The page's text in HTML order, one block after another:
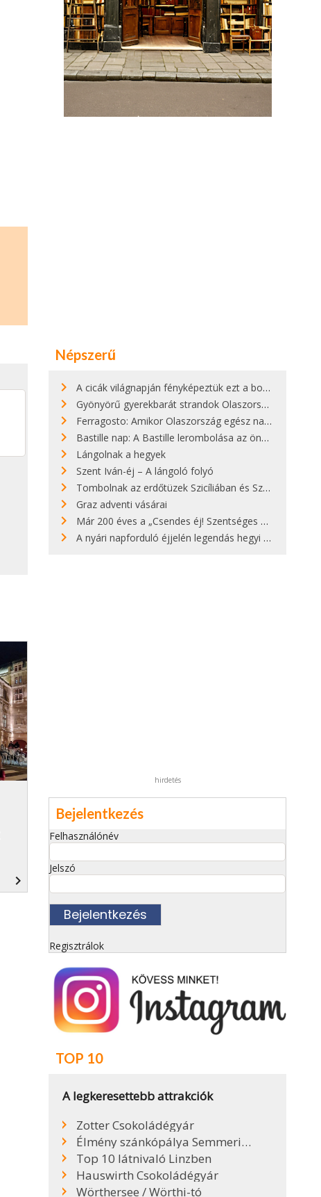
navigate_next
Népszerű
A cicák világnapján fényképeztük ezt a bokor alatt hűsölő cicát Kisorosziban
Gyönyörű gyerekbarát strandok Olaszországban - megmutatjuk a 15 legjobbat
Ferragosto: Amikor Olaszország egész nap nyaral
Bastille nap: A Bastille lerombolása az önkényuralom végét jelentette
Lángolnak a hegyek
Szent Iván-éj – A lángoló folyó
Tombolnak az erdőtüzek Szicíliában és Szardínián
Graz adventi vásárai
Már 200 éves a „Csendes éj! Szentséges éj!”
A nyári napforduló éjjelén legendás hegyi tüzek világítják meg Zugspitzét
hirdetés
Bejelentkezés
Felhasználónév
Jelszó
Regisztrálok
TOP 10
A legkeresettebb attrakciók
Zotter Csokoládégyár
Élmény szánkópálya Semmeringen
Top 10 látnivaló Linzben
Hauswirth Csokoládégyár
Wörthersee / Wörthi-tó